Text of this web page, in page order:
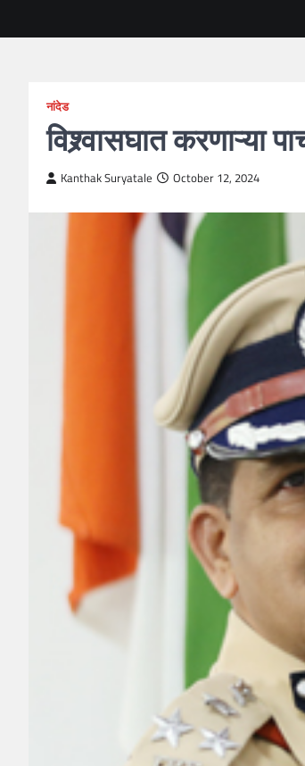
नांदेड
विश्र्वासघात करणाऱ्या
Kanthak Suryatale October 12, 2024